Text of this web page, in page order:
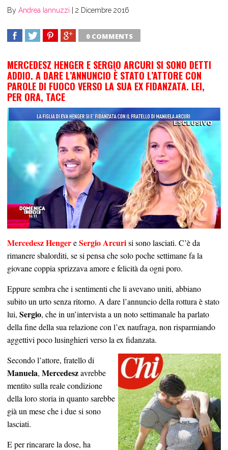
By Andrea Iannuzzi 2 Dicembre 2016
0 COMMENTS
MERCEDESZ HENGER E SERGIO ARCURI SI SONO DETTI
ADDIO. A DARE L’ANNUNCIO È STATO L’ATTORE CON
PAROLE DI FUOCO VERSO LA SUA EX FIDANZATA. LEI,
PER ORA, TACE
Mercedesz HengereSergio Arcurisi sono lasciati. C’è da
rimanere sbalorditi, se si pensa che solo poche settimane fa la
giovane coppia sprizzava amore e felicità da ogni poro.
Eppure sembra che i sentimenti che li avevano uniti, abbiano
subito un urto senza ritorno. A dare l’annuncio della rottura è stato
lui, Sergio, che in un’intervista a un noto settimanale ha parlato
della fine della sua relazione con l’ex naufraga, non risparmiando
aggettivi poco lusinghieri verso la ex fidanzata.
Secondo l’attore, fratello di
Manuela, Mercedeszavrebbe
mentito sulla reale condizione
della loro storia in quanto sarebbe
già un mese che i due si sono
lasciati.
E per rincarare la dose, ha